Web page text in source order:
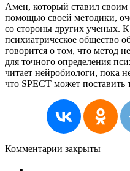
Амен, который ставил своим
помощью своей методики,
со стороны других ученых.
психиатрическое общество
говорится о том, что метод
для точного определения
читает нейробиологи, пока
что SPECT может поставить
Комментарии закрыты